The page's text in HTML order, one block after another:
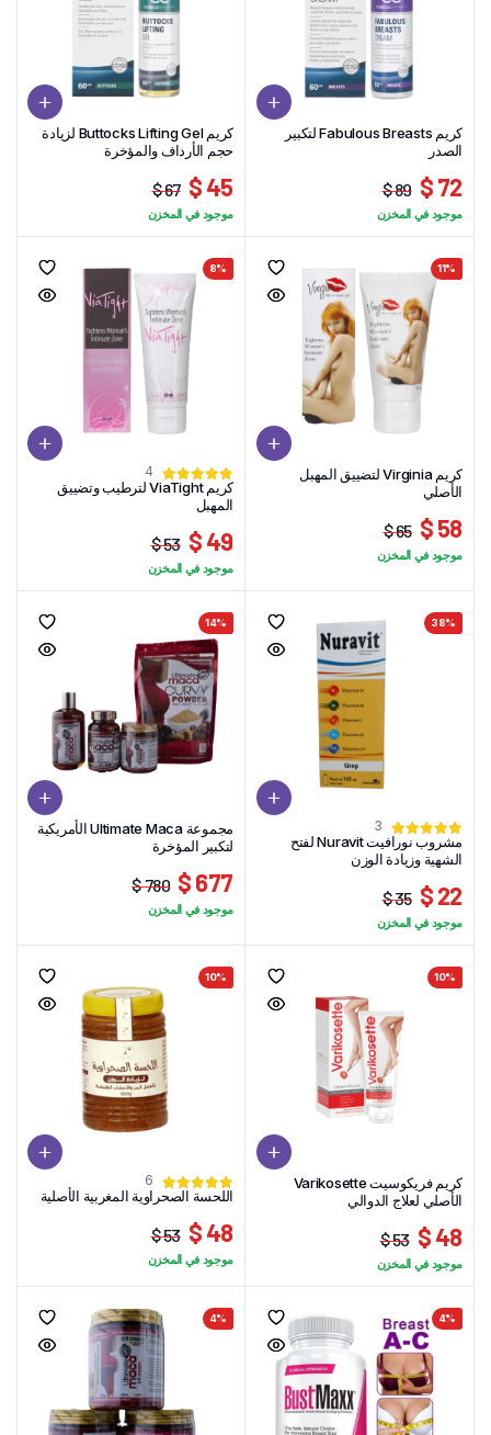
كريم Fabulous Breasts لتكبير
الصدر
89 $
السعر
الأصلي
89 $.
72 $
السعر
الحالي
72 $.
موجود في المخزن
كريم Buttocks Lifting Gel لزيادة
حجم الأرداف والمؤخرة
67 $
السعر
الأصلي
67 $.
45 $
السعر
الحالي
45 $.
موجود في المخزن
11%
كريم Virginia لتضييق المهبل
الأصلي
65 $
السعر
هو:
65 $.
58 $
السعر
هو:
58 $.
موجود في المخزن
8%
4
كريم ViaTight لترطيب وتضييق
المهبل
53 $
السعر
الأصلي
49 $
السعر
الحالي
موجود في المخزن
38%
3
مشروب نورافيت Nuravit لفتح
الشهية وزيادة الوزن
35 $
السعر
الأصلي
22 $
السعر
الحالي
موجود في المخزن
14%
مجموعة Ultimate Maca الأمريكية
لتكبير المؤخرة
780 $
هو:
677 $
هو:
موجود في المخزن
10%
كريم فريكوسيت Varikosette
الأصلي لعلاج الدوالي
53 $
السعر
الأصلي
48 $
السعر
الحالي
موجود في المخزن
10%
6
اللحسة الصحراوية المغربية الأصلية
53 $
السعر
هو:
53 $.
48 $
السعر
هو:
48 $.
موجود في المخزن
4%
4%